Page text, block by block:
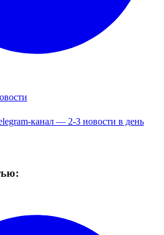
канал — 2-3 новости в день